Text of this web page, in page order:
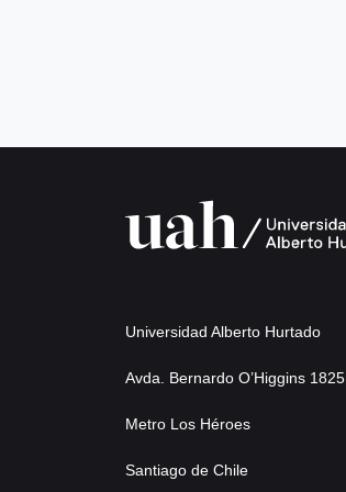
Universidad Alberto Hurtado
Avda. Bernardo O’Higgins 1825
Metro Los Héroes
Santiago de Chile